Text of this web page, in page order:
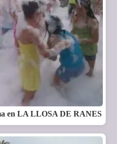
en LA LLOSA DE RANES